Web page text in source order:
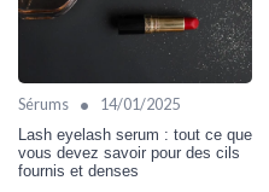
Sérums • 14/01/2025
Lash eyelash serum : tout ce que
vous devez savoir pour des cils
fournis et denses